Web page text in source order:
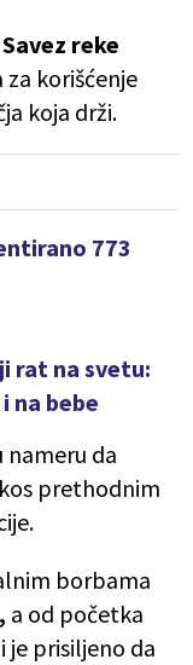
reke
korišćenje
koja drži.
773
rat na svetu:
na bebe
nameru da
prethodnim
borbama
a od početka
je prisiljeno da